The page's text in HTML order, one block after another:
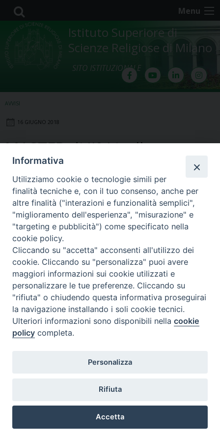
Skip
content
Menu
Istituto Superiore di
Scienze Religiose di Milano
SITO ISTITUZIONALE
AVVISI
16 GIUGNO 2018
MASTER di II° Livello per
l’Insegnamento della
Religione Cattolica
Il Master di secondo livello è uncorso di
studi post-laurea magistrale
E’ proposto dalla Facoltà Teologica
dell’Italia Settentrionale (FTIS) in
Scienze religiose di Milano (ISSRM).
Per maggiori informazionicliccare qui.
Cavalieri del Santo Sepolcro 3 - Milano
Informativa
Utilizziamo cookie o tecnologie simili per
finalità tecniche e, con il tuo consenso, anche per
altre finalità ("interazioni e funzionalità semplici",
"miglioramento dell'esperienza", "misurazione" e
"targeting e pubblicità") come specificato nella
cookie policy.
Cliccando su "accetta" acconsenti all'utilizzo dei
cookie. Cliccando su "personalizza" puoi avere
maggiori informazioni sui cookie utilizzati e
personalizzare le tue preferenze. Cliccando su
"rifiuta" o chiudendo questa informativa proseguirai
la navigazione installando i soli cookie tecnici.
Ulteriori informazioni sono disponibili nellacookie
policy completa.
Personalizza
Rifiuta
Accetta